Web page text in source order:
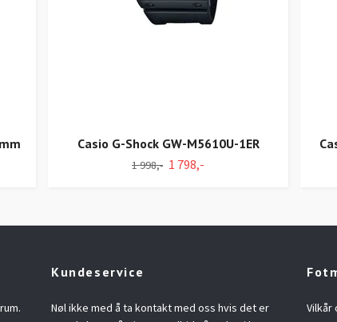
Casio G-Shock GW-M5610U-1ER
1 998,- 1 798,-
Kundeservice
Nøl ikke med å ta kontakt med oss hvis det er
Vilkår